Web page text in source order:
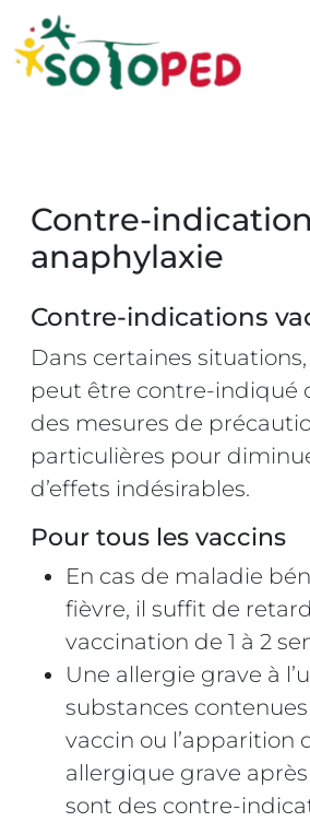
anaphylaxie
Contre‑indications
Dans certaines
peut être contre‑indiqué
des mesures de
particulières pour
d’effets indésirables.
Pour tous les vaccins
En cas de maladie
fièvre, il suffit de
vaccination de 1 à 2
Une allergie grave à
substances
vaccin ou l’apparition
allergique grave
sont des